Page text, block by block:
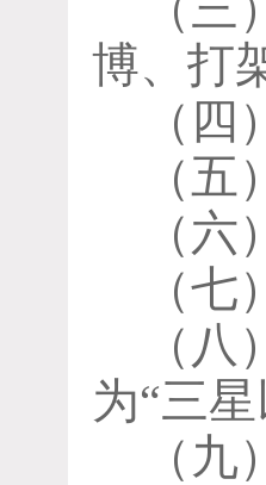
博、打
（ 四
（五
（六
（七
（ 八
为“三
（ 九